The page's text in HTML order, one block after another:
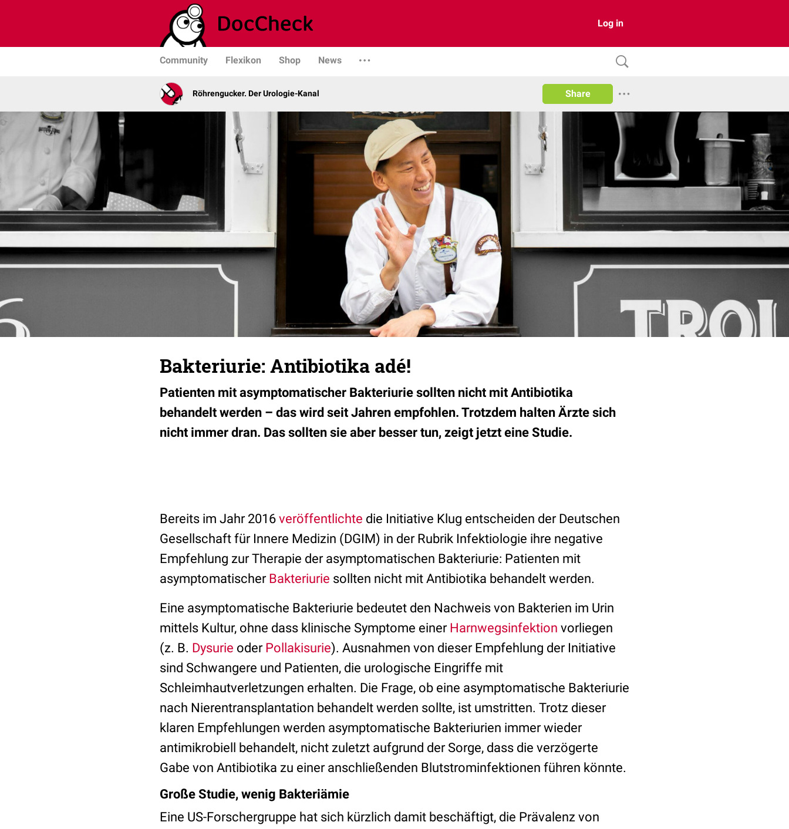
Log in
Community Flexikon Shop News
Röhrengucker. Der Urologie-Kanal Share
Bakteriurie: Antibiotika adé!
Patienten mit asymptomatischer Bakteriurie sollten nicht mit Antibiotika
behandelt werden – das wird seit Jahren empfohlen. Trotzdem halten Ärzte sich
nicht immer dran. Das sollten sie aber besser tun, zeigt jetzt eine Studie.
Bereits im Jahr 2016 veröffentlichte die Initiative Klug entscheiden der Deutschen
Gesellschaft für Innere Medizin (DGIM) in der Rubrik Infektiologie ihre negative
Empfehlung zur Therapie der asymptomatischen Bakteriurie: Patienten mit
asymptomatischer Bakteriurie sollten nicht mit Antibiotika behandelt werden.
Eine asymptomatische Bakteriurie bedeutet den Nachweis von Bakterien im Urin
mittels Kultur, ohne dass klinische Symptome einer Harnwegsinfektion vorliegen
(z. B. Dysurie oder Pollakisurie). Ausnahmen von dieser Empfehlung der Initiative
sind Schwangere und Patienten, die urologische Eingriffe mit
Schleimhautverletzungen erhalten. Die Frage, ob eine asymptomatische Bakteriurie
nach Nierentransplantation behandelt werden sollte, ist umstritten. Trotz dieser
klaren Empfehlungen werden asymptomatische Bakteriurien immer wieder
antimikrobiell behandelt, nicht zuletzt aufgrund der Sorge, dass die verzögerte
Gabe von Antibiotika zu einer anschließenden Blutstrominfektionen führen könnte.
Große Studie, wenig Bakteriämie
Eine US-Forschergruppe hat sich kürzlich damit beschäftigt, die Prävalenz von